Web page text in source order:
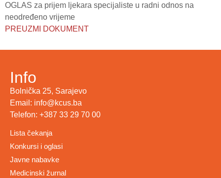
OGLAS za prijem ljekara specijaliste u radni odnos na
neodređeno vrijeme
PREUZMI DOKUMENT
Info
Bolnička 25, Sarajevo
Email: info@kcus.ba
Telefon: +387 33 29 70 00
Lista čekanja
Konkursi i oglasi
Javne nabavke
Medicinski žurnal